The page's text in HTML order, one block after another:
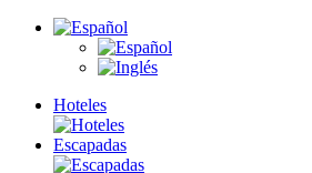
Hoteles
Escapadas